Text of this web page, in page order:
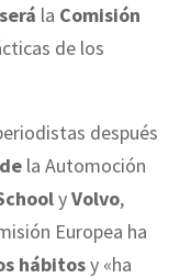
será la Comisión
de los
después
la Automoción
yVolvo,
Europea ha
hábitosy «ha